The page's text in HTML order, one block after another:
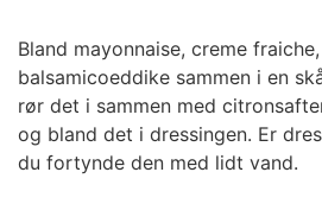
Bland mayonnaise, creme
balsamicoeddike sammen i en
rør det i sammen med
og bland det i dressingen. Er
du fortynde den med lidt vand.